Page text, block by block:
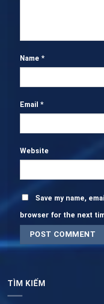
Name *
Email *
Website
Save my name,
browser for the next
TÌM KIẾM